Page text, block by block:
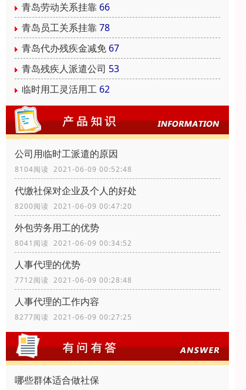
青岛劳动关系挂靠 66
青岛员工关系挂靠78
青岛代办残疾金减免 67
青岛残疾人派遣公司 53
临时用工灵活用工 62
公司用临时工派遣的原因
8104阅读 2021-06-09 00:52:48
代缴社保对企业及个人的好处
8200阅读 2021-06-09 00:47:20
外包劳务用工的优势
8041阅读 2021-06-09 00:34:52
人事代理的优势
7712阅读 2021-06-09 00:28:48
人事代理的工作内容
8277阅读 2021-06-09 00:27:25
哪些群体适合做社保